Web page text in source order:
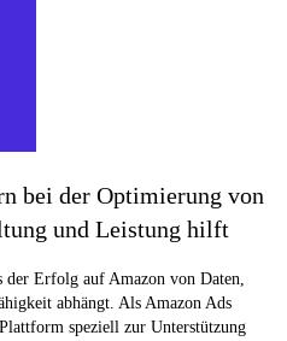
bei der Optimierung von
und Leistung hilft
der Erfolg auf Amazon von Daten,
abhängt. Als Amazon Ads
speziell zur Unterstützung